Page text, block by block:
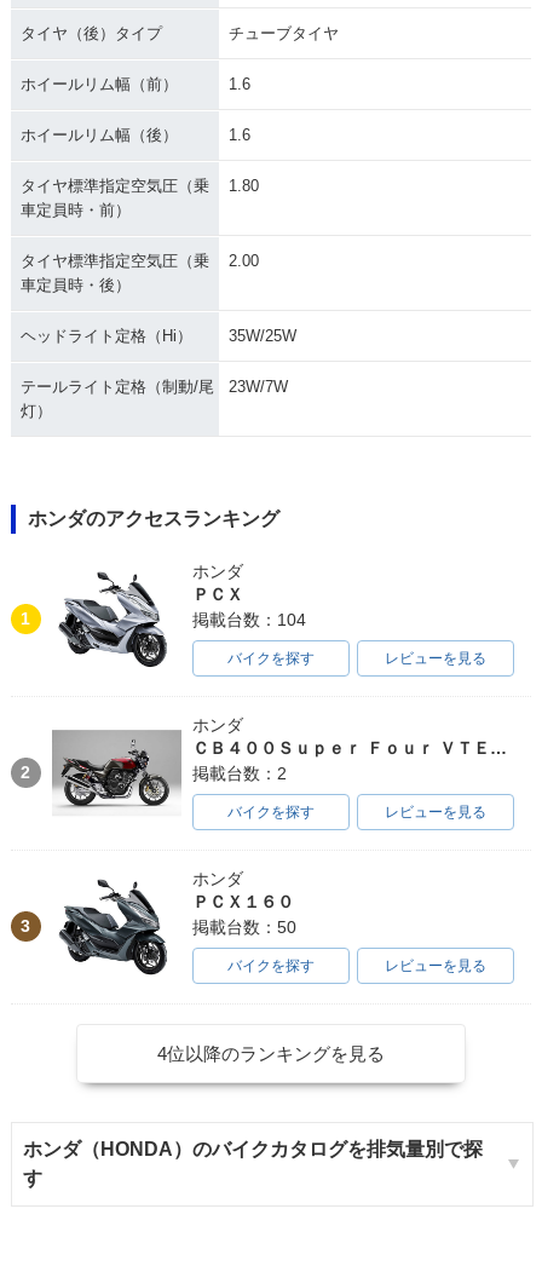
タイヤ（後）タイプ チューブタイヤ
ホイールリム幅（前） 1.6
ホイールリム幅（後） 1.6
タイヤ標準指定空気圧（乗
車定員時・前）
1.80
タイヤ標準指定空気圧（乗
車定員時・後）
2.00
ヘッドライト定格（Hi） 35W/25W
テールライト定格（制動/尾
灯）
23W/7W
ホンダのアクセスランキング
1
ホンダ
ＰＣＸ
掲載台数：104
バイクを探す レビューを見る
2
ホンダ
ＣＢ４００Ｓｕｐｅｒ Ｆｏｕｒ ＶＴＥＣ ＳＰＥＣ３
掲載台数：2
バイクを探す レビューを見る
3
ホンダ
ＰＣＸ１６０
掲載台数：50
バイクを探す レビューを見る
4位以降のランキングを見る
ホンダ（HONDA）のバイクカタログを排気量別で探
す